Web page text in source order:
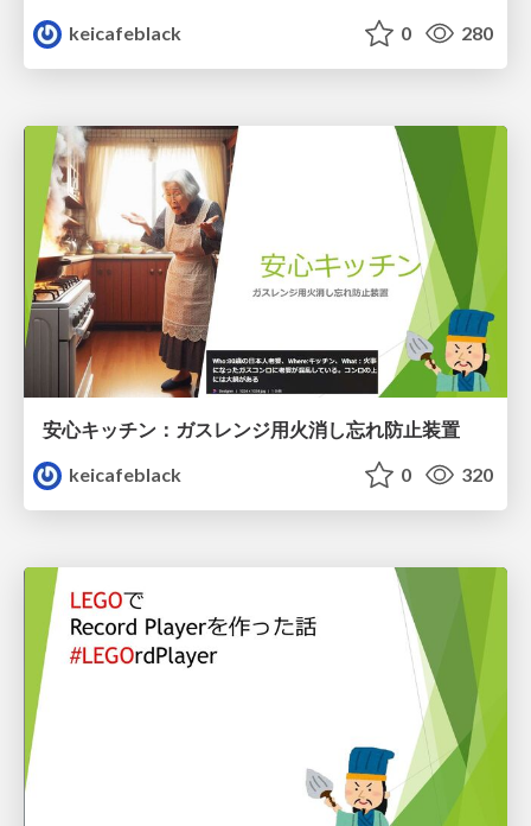
keicafeblack
0 280
安心キッチン：ガスレンジ用火消し忘れ防止装置
keicafeblack
0 320